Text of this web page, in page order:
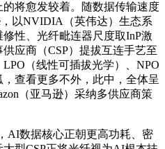
将愈发较着。随数据传输速度
，以NVIDIA（英伟达）生态系
性、光纤毗连器尺度取InP激
应商（CSP）提拔互连手艺至
（线性可插拔光学）、NPO
查看更多不外，此中，全体呈
（亚马逊）采纳多供应商策
数据核心正朝更高功耗、密